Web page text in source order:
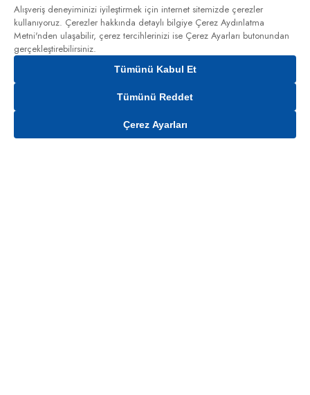
Gelince Haber Ver
Alışveriş deneyiminizi iyileştirmek için internet sitemizde çerezler
kullanıyoruz. Çerezler hakkında detaylı bilgiye Çerez Aydınlatma
Metni'nden ulaşabilir, çerez tercihlerinizi ise Çerez Ayarları butonundan
gerçekleştirebilirsiniz.
Tümünü Kabul Et
Tümünü Reddet
Çerez Ayarları